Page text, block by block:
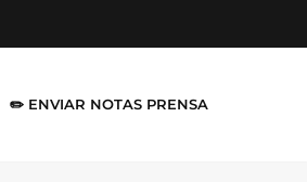
✏️ ENVIAR NOTAS PRENSA